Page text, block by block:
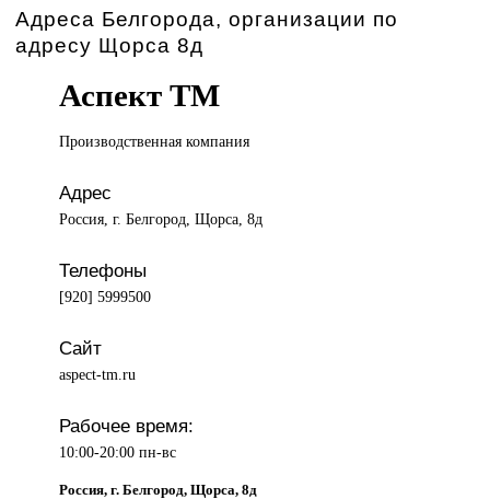
Адреса Белгорода, организации по
адресу Щорса 8д
Аспект ТМ
Производственная компания
Адрес
Россия, г. Белгород, Щорса, 8д
Телефоны
[920] 5999500
Сайт
aspect-tm.ru
Рабочее время:
10:00-20:00 пн-вс
Россия, г. Белгород, Щорса, 8д